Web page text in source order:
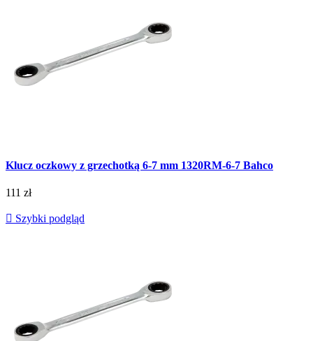
Klucz oczkowy z grzechotką 6-7 mm 1320RM-6-7 Bahco
111 zł
 Szybki podgląd